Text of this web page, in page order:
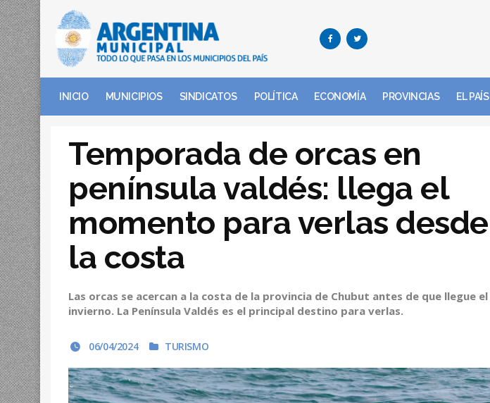
INICIO MUNICIPIOS SINDICATOS POLÍTICA ECONOMÍA PROVINCIAS EL PAÍS
Temporada de orcas en
península valdés: llega el
momento para verlas desde
la costa
Las orcas se acercan a la costa de la provincia de Chubut antes de que llegue el
invierno. La Península Valdés es el principal destino para verlas.
06/04/2024 TURISMO